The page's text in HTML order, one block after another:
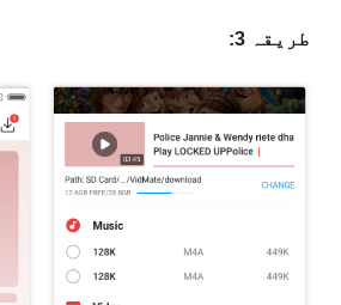
طریقہ 3: